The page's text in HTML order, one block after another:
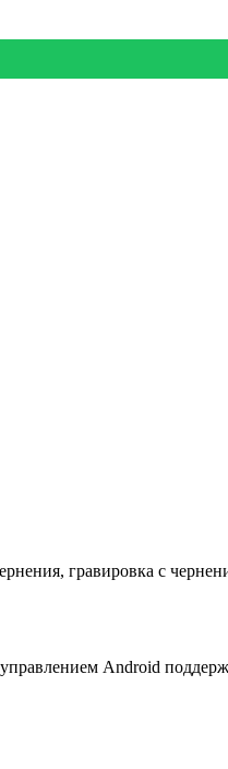
гравировка с
Android